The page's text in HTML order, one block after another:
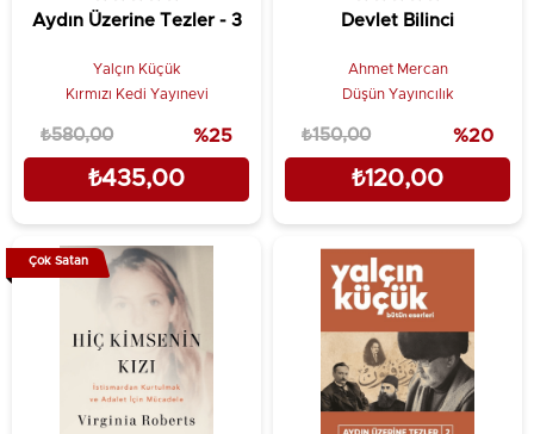
Aydın Üzerine Tezler - 3
Yalçın Küçük
Kırmızı Kedi Yayınevi
₺435,00
₺580,00 %25
Devlet Bilinci
Ahmet Mercan
Düşün Yayıncılık
₺120,00
₺150,00 %20
Çok Satan